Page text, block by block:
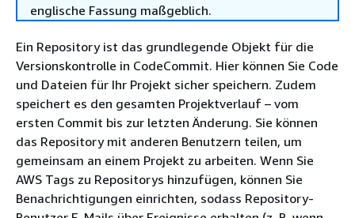
englische Fassung maßgeblich.
Ein Repository ist das grundlegende Objekt für die
Versionskontrolle in CodeCommit. Hier können Sie Code
und Dateien für Ihr Projekt sicher speichern. Zudem
speichert es den gesamten Projektverlauf – vom
ersten Commit bis zur letzten Änderung. Sie können
das Repository mit anderen Benutzern teilen, um
gemeinsam an einem Projekt zu arbeiten. Wenn Sie
AWS Tags zu Repositorys hinzufügen, können Sie
Benachrichtigungen einrichten, sodass Repository-